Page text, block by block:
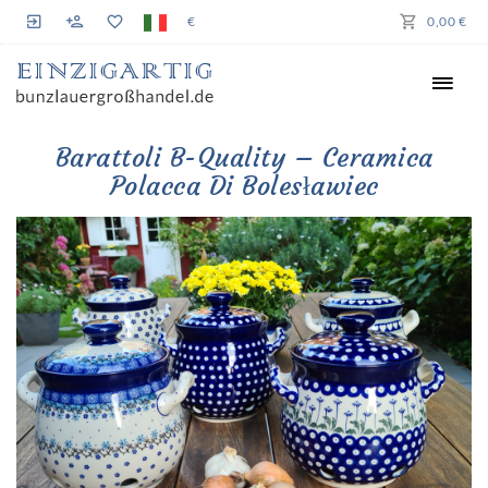
€ 0,00 €
Barattoli B-Quality – Ceramica
Polacca Di Bolesławiec